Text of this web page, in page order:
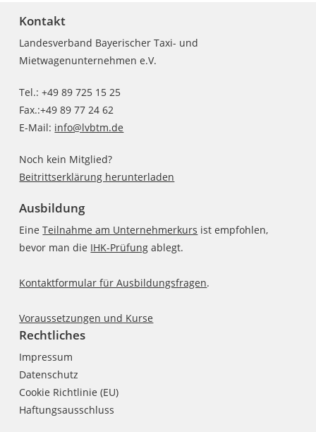
Kontakt
Landesverband Bayerischer Taxi- und
Mietwagenunternehmen e.V.
Tel.: +49 89 725 15 25
Fax.:+49 89 77 24 62
E-Mail: info@lvbtm.de
Noch kein Mitglied?
Beitrittserklärung herunterladen
Ausbildung
EineTeilnahme am Unternehmerkurs ist empfohlen,
bevor man die IHK-Prüfung ablegt.
Kontaktformular für Ausbildungsfragen.
Voraussetzungen und Kurse
Rechtliches
Impressum
Datenschutz
Cookie Richtlinie (EU)
Haftungsausschluss